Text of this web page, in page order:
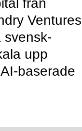
från
Ventures
svensk-
upp
baserade